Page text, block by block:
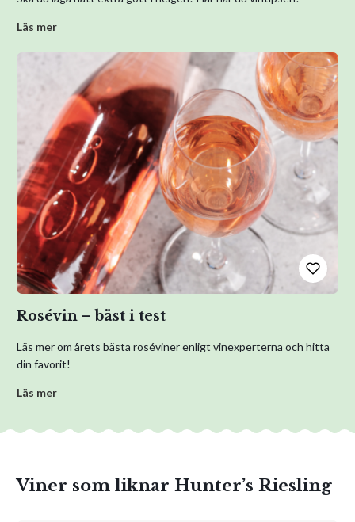
Läs mer
Rosévin – bäst i test
Läs mer om årets bästa roséviner enligt vinexperterna och hitta
din favorit!
Läs mer
Viner som liknar Hunter’s Riesling